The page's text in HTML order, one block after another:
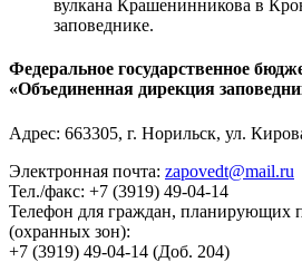
Ровно год длится первое
заповеднике.
«Объединенная дирекция
Адрес:663305, г.Норильск,ул.
Электронная почта:zapovedt@mail.ru
Тел./факс:+7 (3919) 49-04-14
Телефон для граждан, планирующих